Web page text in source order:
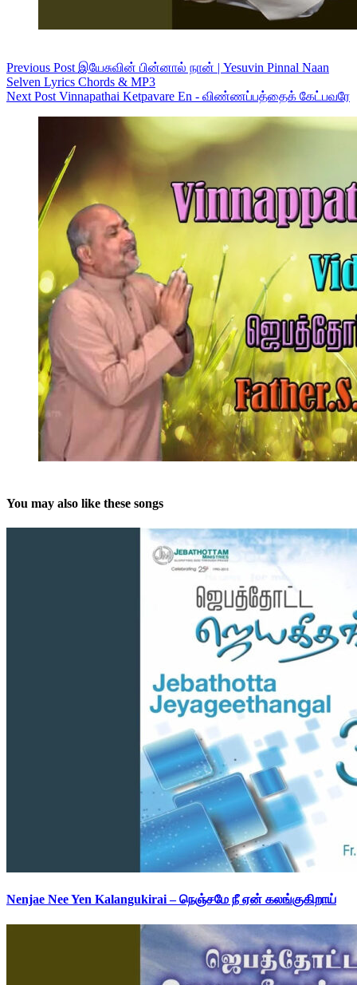
Previous Post இயேசுவின் பின்னால் நான் | Yesuvin Pinnal Naan
Selven Lyrics Chords & MP3
Next Post Vinnapathai Ketpavare En - விண்ணப்பத்தைக் கேட்பவரே
You may also like these songs
Nenjae Nee Yen Kalangukirai – நெஞ்சமே நீ ஏன் கலங்குகிறாய்